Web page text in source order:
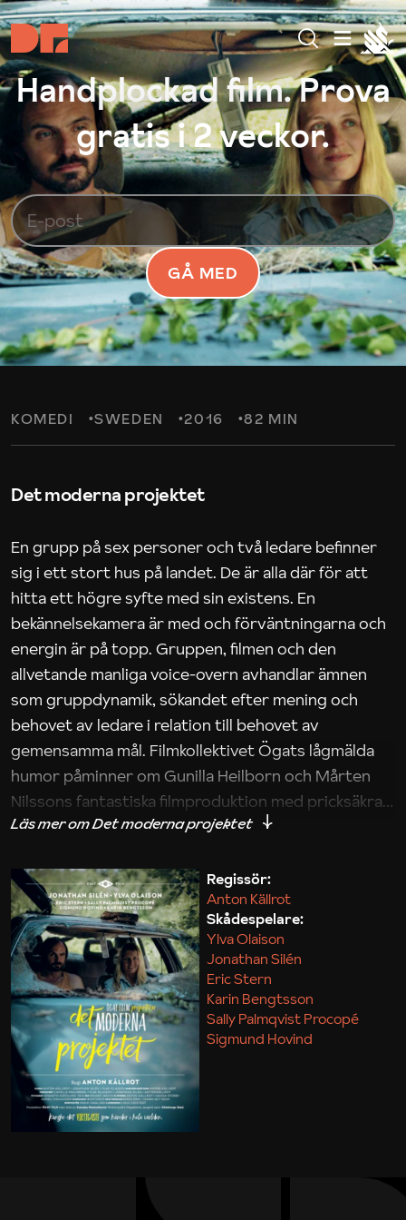
Handplockad film. Prova
gratis i 2 veckor.
GÅ MED
KOMEDI SWEDEN 2016 82 MIN
Det moderna projektet
En grupp på sex personer och två ledare befinner
sig i ett stort hus på landet. De är alla där för att
hitta ett högre syfte med sin existens. En
bekännelsekamera är med och förväntningarna och
energin är på topp. Gruppen, filmen och den
allvetande manliga voice-overn avhandlar ämnen
som gruppdynamik, sökandet efter mening och
behovet av ledare i relation till behovet av
gemensamma mål. Filmkollektivet Ögats lågmälda
humor påminner om Gunilla Heilborn och Mårten
Nilssons fantastiska filmproduktion med pricksäkra
iakttagelser om hur svårt det kan vara att omsätta
Maja Kekonius
Regissör:
Anton Källrot
Skådespelare:
Ylva Olaison
Jonathan Silén
Eric Stern
Karin Bengtsson
Sally Palmqvist Procopé
Sigmund Hovind